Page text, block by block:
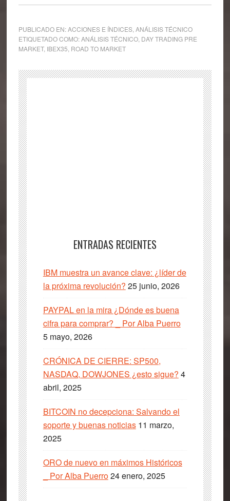
PUBLICADO EN:ACCIONES E ÍNDICES, ANÁLISIS TÉCNICO
ETIQUETADO COMO:ANÁLISIS TÉCNICO, DAY TRADING PRE
MARKET, IBEX35 ROAD TO MARKET
ENTRADAS RECIENTES
IBM muestra un avance clave: ¿líder de
la próxima revolución? 25 junio, 2026
PAYPAL en la mira ¿Dónde es buena
cifra para comprar? _ Por Alba Puerro
5 mayo, 2026
CRÓNICA DE CIERRE: SP500,
NASDAQ, DOWJONES ¿esto sigue? 4
abril, 2025
BITCOIN no decepciona: Salvando el
soporte y buenas noticias 11 marzo,
2025
ORO de nuevo en máximos Históricos
_ Por Alba Puerro24 enero, 2025